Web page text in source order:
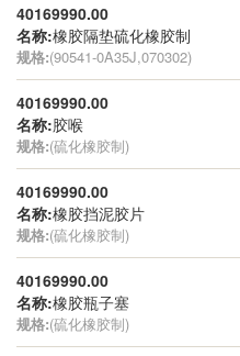
40169990.00
名称:橡胶隔垫硫化橡胶制
规格:(90541-0A35J,070302)
40169990.00
名称:胶喉
规格:(硫化橡胶制)
40169990.00
名称:橡胶挡泥胶片
规格:(硫化橡胶制)
40169990.00
名称:橡胶瓶子塞
规格:(硫化橡胶制)